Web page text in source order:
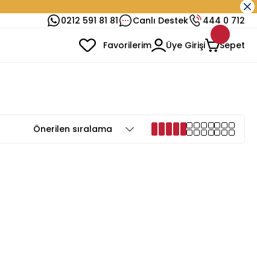
0212 591 81 81 Canlı Destek 444 0 712
Favorilerim Üye Girişi Sepet